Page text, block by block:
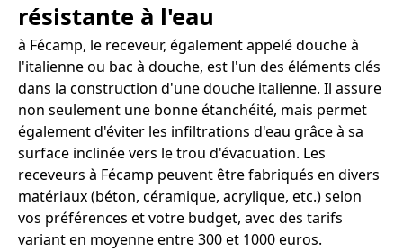
résistante à l'eau
à Fécamp, le receveur, également appelé douche à
l'italienne ou bac à douche, est l'un des éléments clés
dans la construction d'une douche italienne. Il assure
non seulement une bonne étanchéité, mais permet
également d'éviter les infiltrations d'eau grâce à sa
surface inclinée vers le trou d'évacuation. Les
receveurs à Fécamp peuvent être fabriqués en divers
matériaux (béton, céramique, acrylique, etc.) selon
vos préférences et votre budget, avec des tarifs
variant en moyenne entre 300 et 1000 euros.